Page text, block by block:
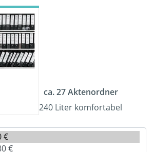
ca. 27 Aktenordner
240 Liter komfortabel